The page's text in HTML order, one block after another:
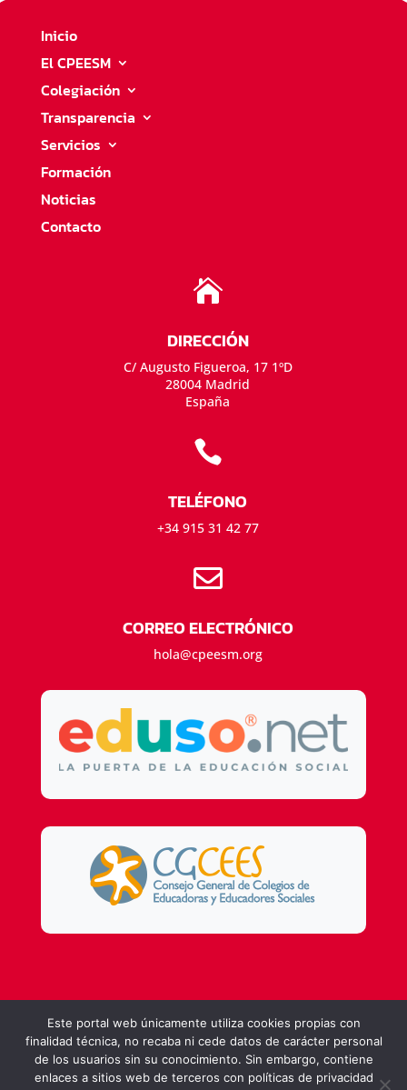
Inicio
El CPEESM
Colegiación
Transparencia
Servicios
Formación
Noticias
Contacto

DIRECCIÓN
C/ Augusto Figueroa, 17 1ºD
28004 Madrid
España

TELÉFONO
+34 915 31 42 77

CORREO ELECTRÓNICO
hola@cpeesm.org
Este portal web únicamente utiliza cookies propias con
finalidad técnica, no recaba ni cede datos de carácter personal
de los usuarios sin su conocimiento. Sin embargo, contiene
enlaces a sitios web de terceros con políticas de privacidad